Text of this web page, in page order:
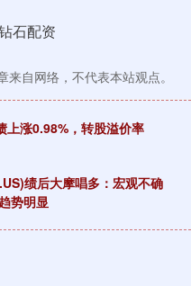
石配资
来自网络，不代表本站观点。
上涨0.98%，转股溢价率
绩后大摩唱多：宏观不确
势明显